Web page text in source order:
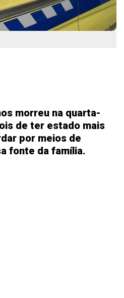
morreu na quarta-
de ter estado mais
por meios de
fonte da família.